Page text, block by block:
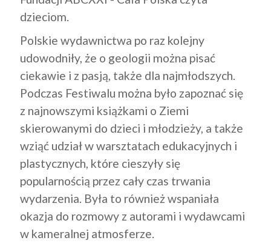
dzieciom.
Polskie wydawnictwa po raz kolejny
udowodniły, że o geologii można pisać
ciekawie i z pasją, także dla najmłodszych.
Podczas Festiwalu można było zapoznać się
z najnowszymi książkami o Ziemi
skierowanymi do dzieci i młodzieży, a także
wziąć udział w warsztatach edukacyjnych i
plastycznych, które cieszyły się
popularnością przez cały czas trwania
wydarzenia. Była to również wspaniała
okazja do rozmowy z autorami i wydawcami
w kameralnej atmosferze.